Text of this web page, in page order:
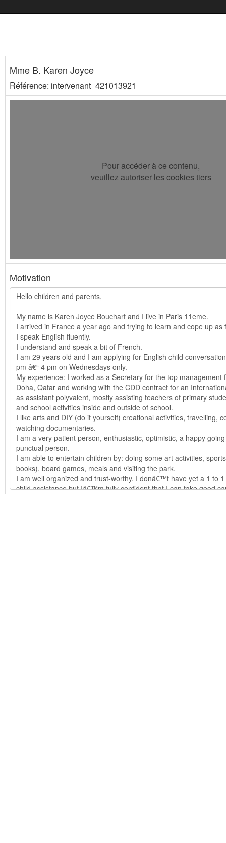
Mme B. Karen Joyce
Référence: intervenant_421013921
Pour accéder à ce contenu,
veuillez autoriser les cookies tiers
Motivation